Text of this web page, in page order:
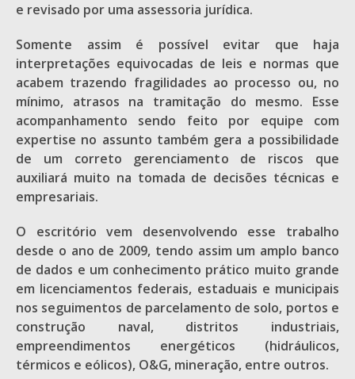
e revisado por uma assessoria jurídica.
Somente assim é possível evitar que haja
interpretações equivocadas de leis e normas que
acabem trazendo fragilidades ao processo ou, no
mínimo, atrasos na tramitação do mesmo. Esse
acompanhamento sendo feito por equipe com
expertise no assunto também gera a possibilidade
de um correto gerenciamento de riscos que
auxiliará muito na tomada de decisões técnicas e
empresariais.
O escritório vem desenvolvendo esse trabalho
desde o ano de 2009, tendo assim um amplo banco
de dados e um conhecimento prático muito grande
em licenciamentos federais, estaduais e municipais
nos seguimentos de parcelamento de solo, portos e
construção naval, distritos industriais,
empreendimentos energéticos (hidráulicos,
térmicos e eólicos), O&G, mineração, entre outros.